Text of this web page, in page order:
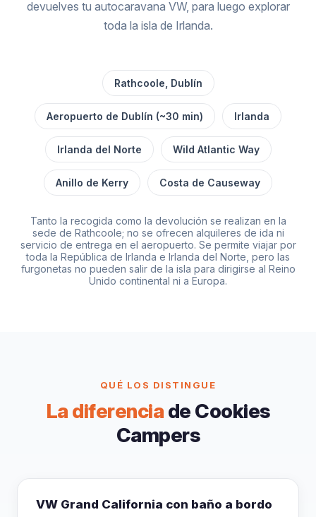
devuelves tu autocaravana VW, para luego explorar
toda la isla de Irlanda.
Rathcoole, Dublín
Aeropuerto de Dublín (~30 min) Irlanda
Irlanda del Norte Wild Atlantic Way
Anillo de Kerry Costa de Causeway
Tanto la recogida como la devolución se realizan en la
sede de Rathcoole; no se ofrecen alquileres de ida ni
servicio de entrega en el aeropuerto. Se permite viajar por
toda la República de Irlanda e Irlanda del Norte, pero las
furgonetas no pueden salir de la isla para dirigirse al Reino
Unido continental ni a Europa.
QUÉ LOS DISTINGUE
La diferencia de Cookies
Campers
VW Grand California con baño a bordo